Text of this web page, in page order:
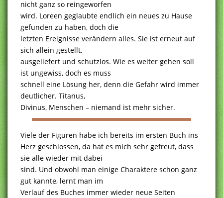
nicht ganz so reingeworfen
wird. Loreen geglaubte endlich ein neues zu Hause
gefunden zu haben, doch die
letzten Ereignisse verändern alles. Sie ist erneut auf
sich allein gestellt,
ausgeliefert und schutzlos. Wie es weiter gehen soll
ist ungewiss, doch es muss
schnell eine Lösung her, denn die Gefahr wird immer
deutlicher. Titanus,
Divinus, Menschen – niemand ist mehr sicher.
Viele der Figuren habe ich bereits im ersten Buch ins
Herz geschlossen, da hat es mich sehr gefreut, dass
sie alle wieder mit dabei
sind. Und obwohl man einige Charaktere schon ganz
gut kannte, lernt man im
Verlauf des Buches immer wieder neue Seiten